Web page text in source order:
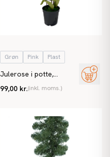
Grøn Pink Plast
Julerose i potte,
kunstig blomst
99,00 kr.(inkl. moms.)